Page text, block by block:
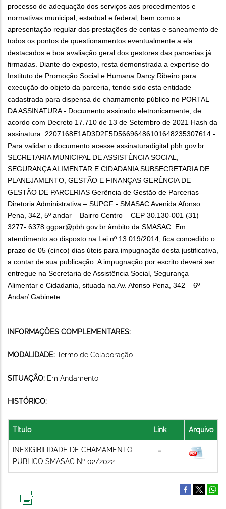
processo de adequação dos serviços aos procedimentos e
normativas municipal, estadual e federal, bem como a
apresentação regular das prestações de contas e saneamento de
todos os pontos de questionamentos eventualmente a ela
destacados e boa avaliação geral dos gestores das parcerias já
firmadas. Diante do exposto, resta demonstrada a expertise do
Instituto de Promoção Social e Humana Darcy Ribeiro para
execução do objeto da parceria, tendo sido esta entidade
cadastrada para dispensa de chamamento público no PORTAL
DA ASSINATURA - Documento assinado eletronicamente, de
acordo com Decreto 17.710 de 13 de Setembro de 2021 Hash da
assinatura: 2207168E1AD3D2F5D56696486101648235307614 -
Para validar o documento acesse assinaturadigital.pbh.gov.br
SECRETARIA MUNICIPAL DE ASSISTÊNCIA SOCIAL,
SEGURANÇA ALIMENTAR E CIDADANIA SUBSECRETARIA DE
PLANEJAMENTO, GESTÃO E FINANÇAS GERÊNCIA DE
GESTÃO DE PARCERIAS Gerência de Gestão de Parcerias –
Diretoria Administrativa – SUPGF - SMASAC Avenida Afonso
Pena, 342, 5º andar – Bairro Centro – CEP 30.130-001 (31)
3277- 6378 ggpar@pbh.gov.br âmbito da SMASAC. Em
atendimento ao disposto na Lei nº 13.019/2014, fica concedido o
prazo de 05 (cinco) dias úteis para impugnação desta justificativa,
a contar de sua publicação. A impugnação por escrito deverá ser
entregue na Secretaria de Assistência Social, Segurança
Alimentar e Cidadania, situada na Av. Afonso Pena, 342 – 6º
Andar/ Gabinete.
INFORMAÇÕES COMPLEMENTARES:
MODALIDADE: Termo de Colaboração
SITUAÇÃO: Em Andamento
HISTÓRICO:
Título Link Arquivo
INEXIGIBILIDADE DE CHAMAMENTO
PÚBLICO SMASAC Nº 02/2022